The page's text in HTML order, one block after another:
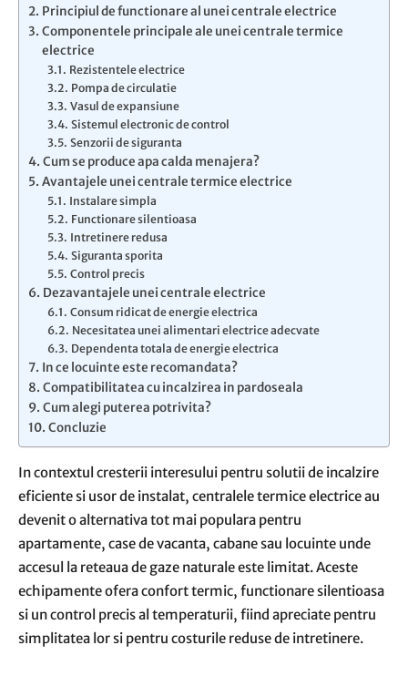
Principiul de functionare al unei centrale electrice
Componentele principale ale unei centrale termice
electrice
Rezistentele electrice
Pompa de circulatie
Vasul de expansiune
Sistemul electronic de control
Senzorii de siguranta
Cum se produce apa calda menajera?
Avantajele unei centrale termice electrice
Instalare simpla
Functionare silentioasa
Intretinere redusa
Siguranta sporita
Control precis
Dezavantajele unei centrale electrice
Consum ridicat de energie electrica
Necesitatea unei alimentari electrice adecvate
Dependenta totala de energie electrica
In ce locuinte este recomandata?
Compatibilitatea cu incalzirea in pardoseala
Cum alegi puterea potrivita?
Concluzie
In contextul cresterii interesului pentru solutii de incalzire
eficiente si usor de instalat, centralele termice electrice au
devenit o alternativa tot mai populara pentru
apartamente, case de vacanta, cabane sau locuinte unde
accesul la reteaua de gaze naturale este limitat. Aceste
echipamente ofera confort termic, functionare silentioasa
si un control precis al temperaturii, fiind apreciate pentru
simplitatea lor si pentru costurile reduse de intretinere.